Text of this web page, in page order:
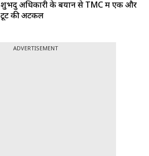
शुभेंदु अधिकारी के बयान से TMC में एक और
टूट की अटकलें
ADVERTISEMENT